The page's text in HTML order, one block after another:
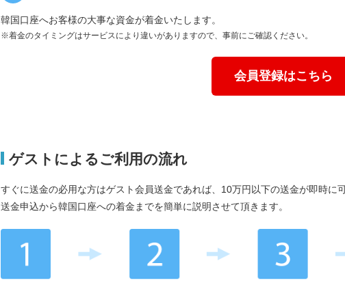
韓国口座へお客様の大事な資金が着金いたします。
※着金のタイミングはサービスにより違いがありますので、事前にご確認ください。
会員登録はこちら
ゲストによるご利用の流れ
すぐに送金の必用な方はゲスト会員送金であれば、10万円以下の送金が即時に可
送金申込から韓国口座への着金までを簡単に説明させて頂きます。